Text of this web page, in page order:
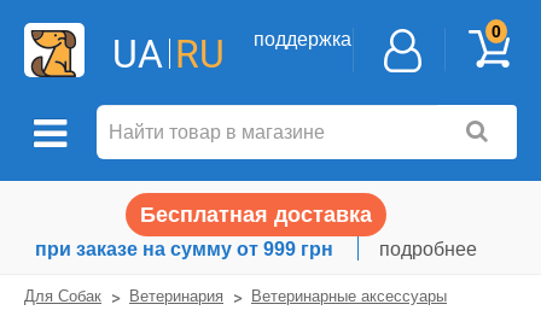
UA RU поддержка 0
Бесплатная доставка
при заказе на сумму от 999 грн подробнее
Для Собак Ветеринария Ветеринарные аксессуары